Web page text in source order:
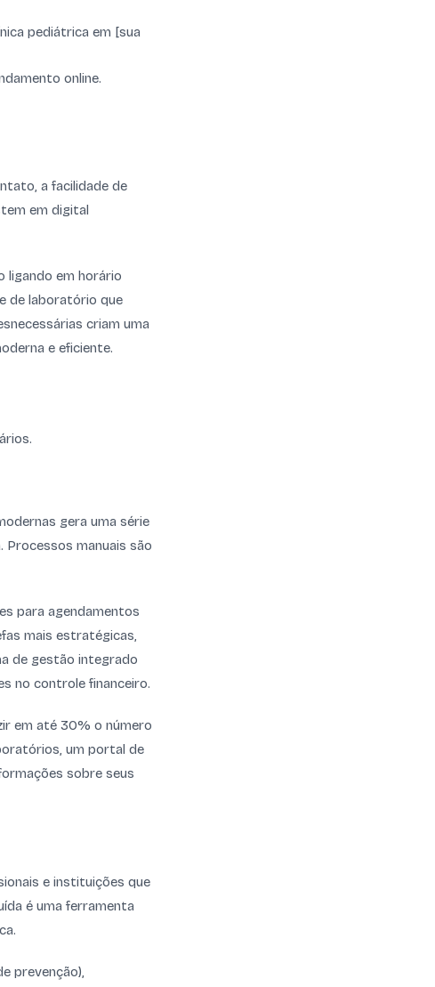
pediátrica em [sua
online.
a facilidade de
em digital
ligando em horário
de laboratório que
criam uma
e eficiente.
gera uma série
Processos manuais são
para agendamentos
mais estratégicas,
de gestão integrado
no controle financeiro.
em até 30% o número
um portal de
sobre seus
e instituições que
é uma ferramenta
prevenção),